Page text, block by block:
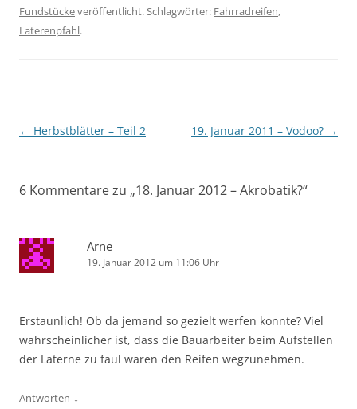
Fundstückeveröffentlicht. Schlagwörter: Fahrradreifen,
Laterenpfahl.
Beitragsnavigation
← Herbstblätter – Teil 2 19. Januar 2011 – Vodoo? →
6 Kommentare zu „18. Januar 2012 – Akrobatik?“
Arne
19. Januar 2012 um 11:06 Uhr
Erstaunlich! Ob da jemand so gezielt werfen konnte? Viel
wahrscheinlicher ist, dass die Bauarbeiter beim Aufstellen
der Laterne zu faul waren den Reifen wegzunehmen.
Antworten ↓